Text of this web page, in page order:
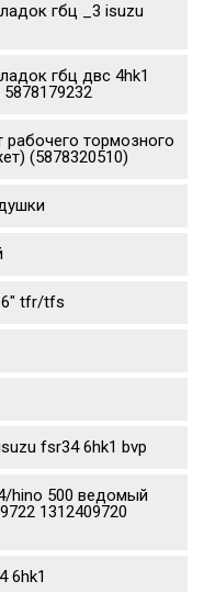
гбц _3 isuzu
гбц двс 4hk1
рабочего тормозного
(5878320510)
tfr/tfs
fsr34 6hk1 bvp
hino 500 ведомый
1312409720
6hk1